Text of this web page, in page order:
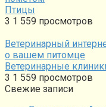
Птицы
3 1 559 просмотров
Ветеринарный
о вашем питомце
Ветеринарные
3 1 559 просмотров
Свежие записи